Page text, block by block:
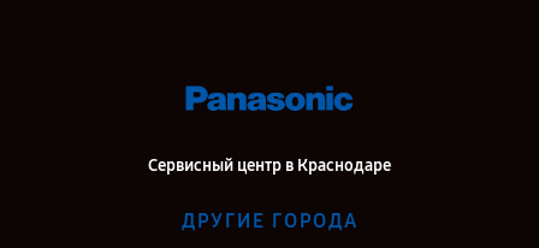
Сервисный центр в Краснодаре
ДРУГИЕ ГОРОДА